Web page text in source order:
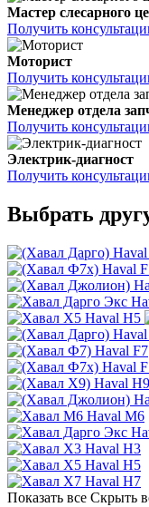
Мастер слесарного
Получить
Моторист
Получить
Менеджер отдела
Получить
Электрик-диагност
Получить
Выбрать
Haval
Haval H5
Haval F7
Haval
Haval H9
Haval M6
Haval H3
Haval H5
Haval H7
Показать все Скрыть